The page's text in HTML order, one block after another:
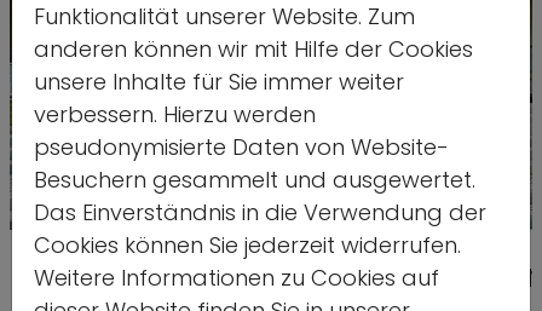
Dokumentation der Jugendlager
Funktionalität unserer Website. Zum
anderen können wir mit Hilfe der Cookies
unsere Inhalte für Sie immer weiter
verbessern. Hierzu werden
pseudonymisierte Daten von Website-
Besuchern gesammelt und ausgewertet.
Das Einverständnis in die Verwendung der
Cookies können Sie jederzeit widerrufen.
Weitere Informationen zu Cookies auf